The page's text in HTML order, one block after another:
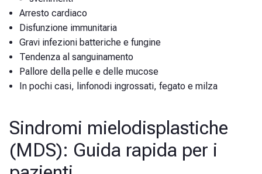
Arresto cardiaco
Disfunzione immunitaria
Gravi infezioni batteriche e fungine
Tendenza al sanguinamento
Pallore della pelle e delle mucose
In pochi casi, linfonodi ingrossati, fegato e milza
Sindromi mielodisplastiche
(MDS): Guida rapida per i